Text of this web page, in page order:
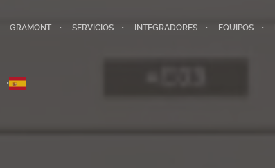
GRAMONT SERVICIOS INTEGRADORES EQUIPOS